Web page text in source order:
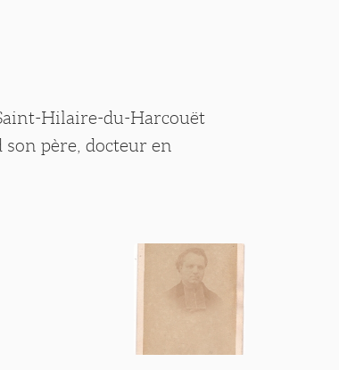
Hilaire-du-Harcouët
son père, docteur en